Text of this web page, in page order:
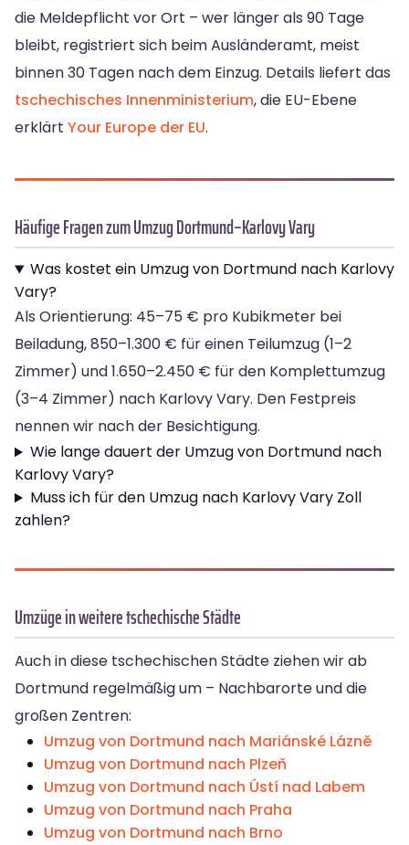
die Meldepflicht vor Ort – wer länger als 90 Tage
bleibt, registriert sich beim Ausländeramt, meist
binnen 30 Tagen nach dem Einzug. Details liefert das
tschechisches Innenministerium, die EU-Ebene
erklärt Your Europe der EU.
Häufige Fragen zum Umzug Dortmund–Karlovy Vary
Was kostet ein Umzug von Dortmund nach Karlovy
Vary?
Als Orientierung: 45–75 € pro Kubikmeter bei
Beiladung, 850–1.300 € für einen Teilumzug (1–2
Zimmer) und 1.650–2.450 € für den Komplettumzug
(3–4 Zimmer) nach Karlovy Vary. Den Festpreis
nennen wir nach der Besichtigung.
Wie lange dauert der Umzug von Dortmund nach
Karlovy Vary?
Muss ich für den Umzug nach Karlovy Vary Zoll
zahlen?
Umzüge in weitere tschechische Städte
Auch in diese tschechischen Städte ziehen wir ab
Dortmund regelmäßig um – Nachbarorte und die
großen Zentren:
Umzug von Dortmund nach Mariánské Lázně
Umzug von Dortmund nach Plzeň
Umzug von Dortmund nach Ústí nad Labem
Umzug von Dortmund nach Praha
Umzug von Dortmund nach Brno